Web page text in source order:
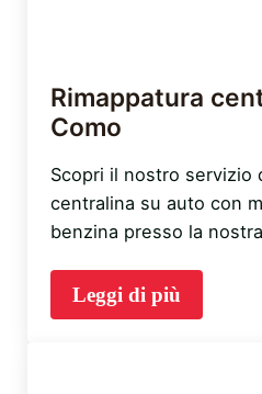
Rimappatura
Como
Scopri il nostro servizio
centralina su auto con
benzina presso la
Leggi di piùRimappatura